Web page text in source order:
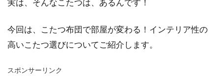
実は、そんなこたつは、あるんです！
今回は、こたつ布団で部屋が変わる！インテリア性の
高いこたつ選びについてご紹介します。
スポンサーリンク